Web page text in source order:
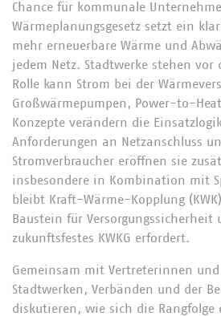
Chance für kommunale
Wärmeplanungsgesetz setzt ein
mehr erneuerbare Wärme und
jedem Netz. Stadtwerke stehen vor
Rolle kann Strom bei der
Großwärmepumpen, Power-to-
Konzepte verändern die
Anforderungen an Netzanschluss
Stromverbraucher eröffnen sie
insbesondere in Kombination mit
bleibt Kraft-Wärme-Kopplung
Baustein für Versorgungssicherheit
zukunftsfestes KWKG erfordert.
Gemeinsam mit Vertreterinnen
Stadtwerken, Verbänden und der
diskutieren, wie sich die Rangfolge